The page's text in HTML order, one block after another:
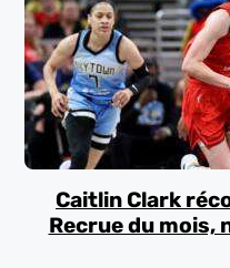
Caitlin Clark
Recrue du mois,